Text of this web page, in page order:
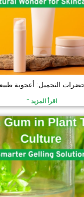
التجميل: أعجوبة
اقرأ المزيد "